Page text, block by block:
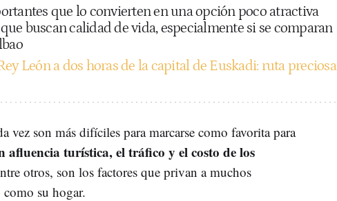
que lo convierten en una opción poco atractiva
buscan calidad de vida, especialmente si se comparan
León a dos horas de la capital de Euskadi: ruta preciosa
vez son más difíciles para marcarse como favorita para
afluencia turística, el tráfico y el costo de los
otros, son los factores que privan a muchos
como su hogar.